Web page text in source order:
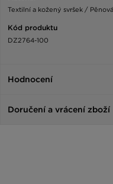
Textilní a kožený svršek /
Kód produktu
DZ2764-100
Hodnocení
Doručení a vrácení zboží